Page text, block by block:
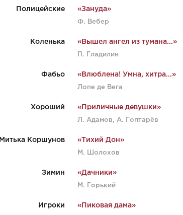
Полицейские «Зануда»
Ф. Вебер
Коленька «Вышел ангел из тумана...»
П. Гладилин
Фабьо «Влюблена! Умна, хитра...»
Лопе де Вега
Хороший «Приличные девушки»
Л. Адамов, А. Гоптарёв
Митька Коршунов «Тихий Дон»
М. Шолохов
Зимин «Дачники»
М. Горький
Игроки «Пиковая дама»